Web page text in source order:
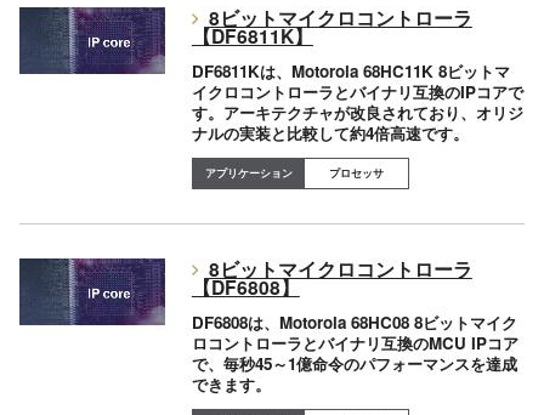
8ビットマイクロコントローラ
【DF6811K】
DF6811Kは、Motorola 68HC11K 8ビットマ
イクロコントローラとバイナリ互換のIPコアで
す。アーキテクチャが改良されており、オリジ
ナルの実装と比較して約4倍高速です。
プロセッサ
8ビットマイクロコントローラ
【DF6808】
DF6808は、Motorola 68HC08 8ビットマイク
ロコントローラとバイナリ互換のMCU IPコア
で、毎秒45～1億命令のパフォーマンスを達成
できます。